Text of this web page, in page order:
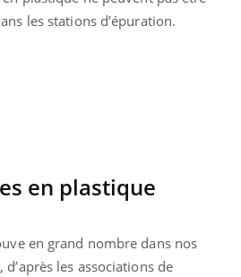
les stations d’épuration.
en plastique
en grand nombre dans nos
les associations de